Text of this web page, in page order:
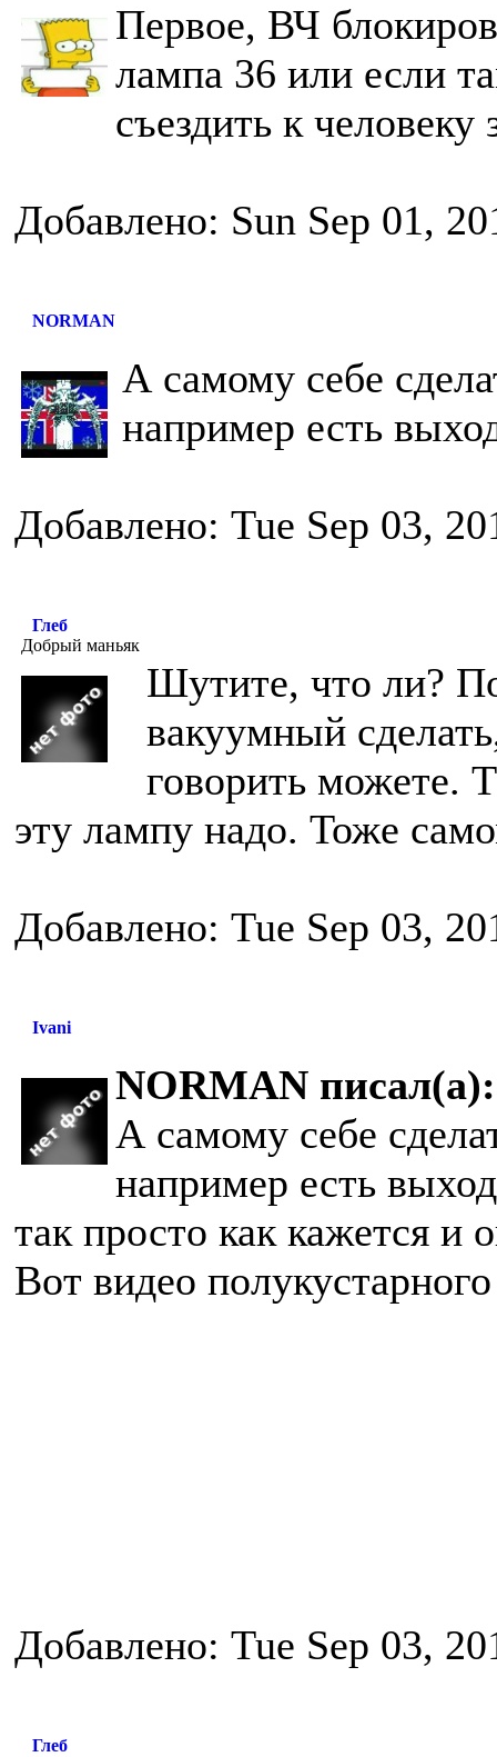
Первое, ВЧ
лампа 36 или если
съездить к человеку
Добавлено: Sun Sep 01,
NORMAN
А самому себе
например есть
Добавлено: Tue Sep 03,
Глеб
Добрый маньяк
Шутите, что ли?
вакуумный
говорить можете.
эту лампу надо. Тоже
Добавлено: Tue Sep 03,
Ivani
NORMAN писал(а):
А самому себе
например есть
так просто как кажется и
Вот видео
Добавлено: Tue Sep 03,
Глеб